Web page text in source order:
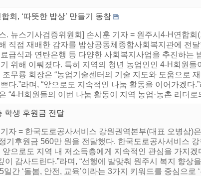
회, ‘따뜻한 밥상’ 만들기 동참
. 뉴스기사검증위원회] 손시훈 기자 = 원주시4-H연합
직접 재배한 감자를 밥상공동체종합사회복지관에 전
급식과 연탄은행 등 다양한 사회복지사업을 추진하는
위해 이뤄졌다. 특히 지역의 청년 농업인인 4-H회원들
조무룡 회장은 “농업기술센터의 기술 지도와 도움으로
다.”라며, “앞으로도 지속적인 나눔 활동을 이어가겠다
“4-H회원들의 이번 나눔 활동이 지역 농업·농촌 리더
학생 후원금 전달
자 = 한국도로공사서비스 강원권역본부(대표 오병삼)
기후원금 560만 원을 전달했다. 한국도로공사서비스
으로도 지역 내 저소득층에게 지속적인 관심을 가지겠
감사드린다.”라며, “선행에 발맞춰 원주시 복지 향상
간 ‘돌봄, 안전, 교육’이라는 3가지 키워드를 중심으로